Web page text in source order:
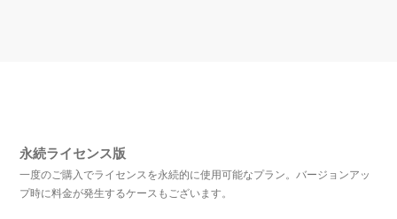
永続ライセンス版
一度のご購入でライセンスを永続的に使用可能なプラン。バージョンアッ
プ時に料金が発生するケースもございます。